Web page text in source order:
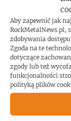
Aby zapewnić jak
RockMetalNews.pl,
zdobywania
Zgoda na te
dotyczące
zgody lub też
funkcjonalności
polityką plików
Koncert
hałasu!